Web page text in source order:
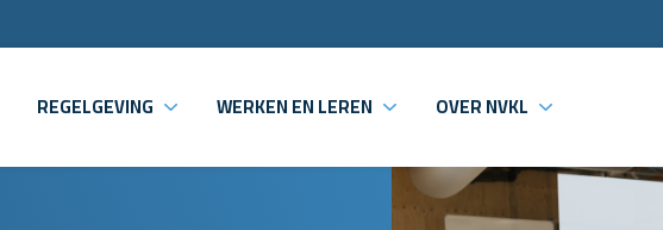
REGELGEVING WERKEN EN LEREN OVER NVKL